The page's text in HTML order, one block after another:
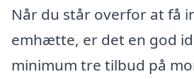
Når du står overfor at få
emhætte, er det en god
minimum tre tilbud på